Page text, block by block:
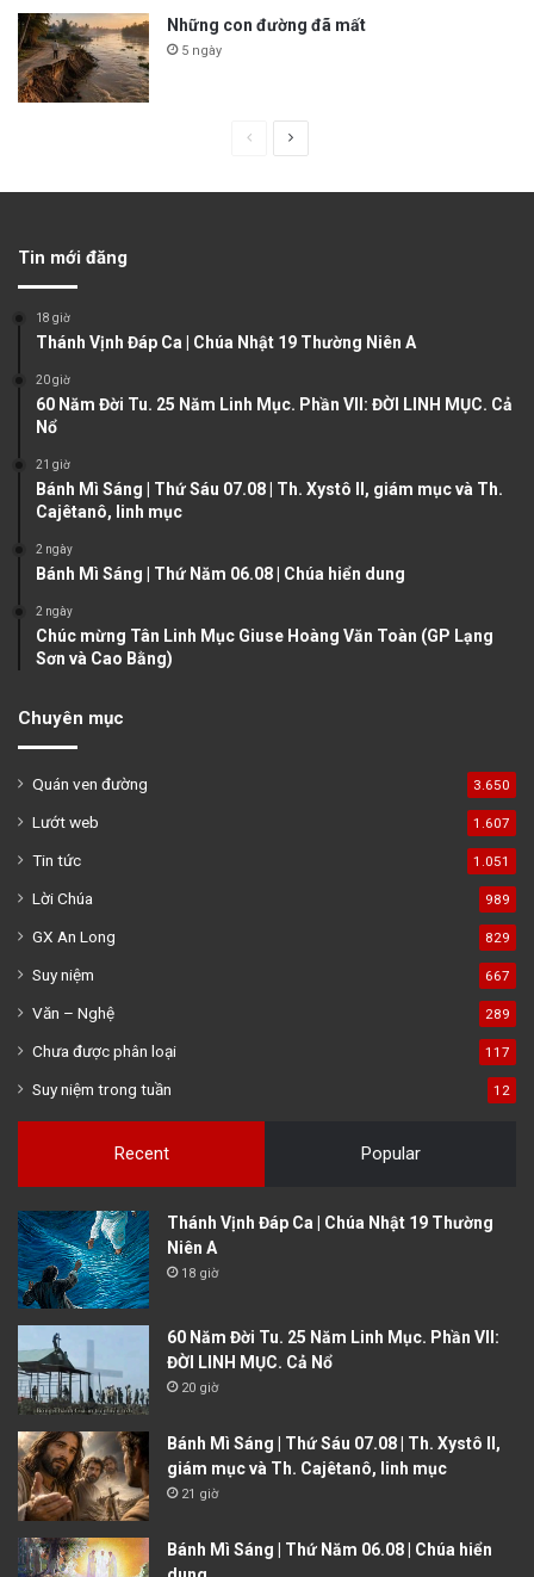
Những con đường đã mất
5 ngày
u
g
Tin mới đăng
18 giờ
Thánh Vịnh Đáp Ca | Chúa Nhật 19 Thường Niên A
20 giờ
60 Năm Đời Tu. 25 Năm Linh Mục. Phần VII: ĐỜI LINH MỤC. Cả
Nổ
21 giờ
Bánh Mì Sáng | Thứ Sáu 07.08 | Th. Xystô II, giám mục và Th.
Cajêtanô, linh mục
2 ngày
Bánh Mì Sáng | Thứ Năm 06.08 | Chúa hiển dung
2 ngày
Chúc mừng Tân Linh Mục Giuse Hoàng Văn Toàn (GP Lạng
Sơn và Cao Bằng)
Chuyên mục
Quán ven đường 3.650
Lướt web 1.607
Tin tức 1.051
Lời Chúa 989
GX An Long 829
Suy niệm 667
Văn – Nghệ 289
Chưa được phân loại 117
Suy niệm trong tuần 12
Recent Popular
Thánh Vịnh Đáp Ca | Chúa Nhật 19 Thường
Niên A
18 giờ
60 Năm Đời Tu. 25 Năm Linh Mục. Phần VII:
ĐỜI LINH MỤC. Cả Nổ
20 giờ
Bánh Mì Sáng | Thứ Sáu 07.08 | Th. Xystô II,
giám mục và Th. Cajêtanô, linh mục
21 giờ
Bánh Mì Sáng | Thứ Năm 06.08 | Chúa hiển